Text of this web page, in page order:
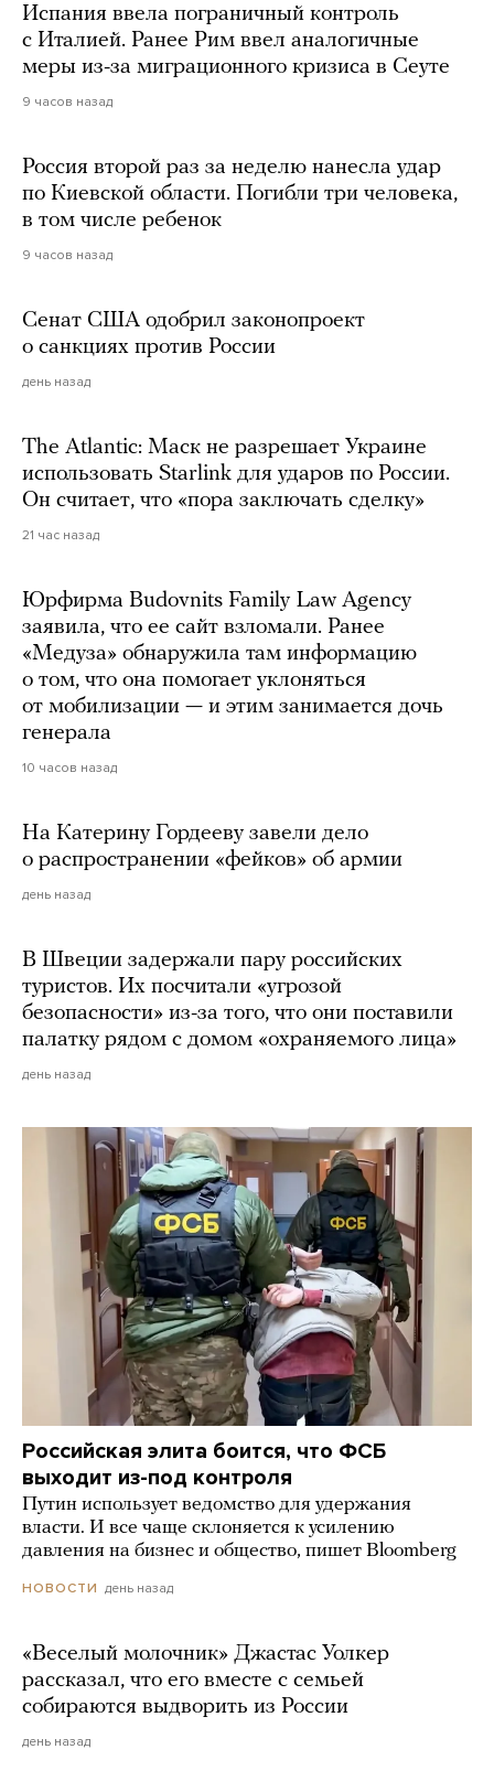
Испания ввела пограничный контроль
с Италией. Ранее Рим ввел аналогичные
меры из-за миграционного кризиса в Сеуте
9 часов назад
Россия второй раз за неделю нанесла удар
по Киевской области. Погибли три человека,
в том числе ребенок
9 часов назад
Сенат США одобрил законопроект
о санкциях против России
день назад
The Atlantic: Маск не разрешает Украине
использовать Starlink для ударов по России.
Он считает, что «пора заключать сделку»
21 час назад
Юрфирма Budovnits Family Law Agency
заявила, что ее сайт взломали. Ранее
«Медуза» обнаружила там информацию
о том, что она помогает уклоняться
от мобилизации — и этим занимается дочь
генерала
10 часов назад
На Катерину Гордееву завели дело
о распространении «фейков» об армии
день назад
В Швеции задержали пару российских
туристов. Их посчитали «угрозой
безопасности» из-за того, что они поставили
палатку рядом с домом «охраняемого лица»
день назад
Российская элита боится, что ФСБ
выходит из-под контроля
Путин использует ведомство для удержания
власти. И все чаще склоняется к усилению
давления на бизнес и общество, пишет Bloomberg
НОВОСТИ день назад
«Веселый молочник» Джастас Уолкер
рассказал, что его вместе с семьей
собираются выдворить из России
день назад